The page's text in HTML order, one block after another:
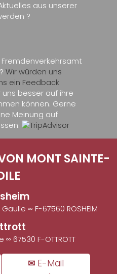
aus unserer
?
Fremdenverkehrsamt
Wir würden uns
ein Feedback
besser auf ihre
können. Gerne
Meinung auf
MONT SAINTE-
∞ F-67560 ROSHEIM
67530 F-OTTROTT
✉ E-Mail